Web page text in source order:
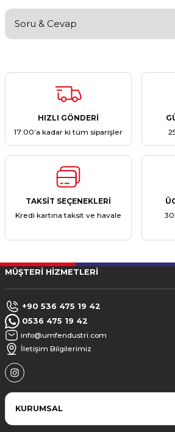
Yorum Yaz
Soru & Cevap
Ürün hakkında henüz soru
HIZLI GÖNDERİ
17:00’a kadar ki tüm siparişler
TAKSİT SEÇENEKLERİ
Kredi kartına taksit ve havale
MÜŞTERİ HİZMETLERİ
+90 536 475 19 42
0536 475 19 42
info@umfendustri.com
İletişim Bilgilerimiz
KURUMSAL